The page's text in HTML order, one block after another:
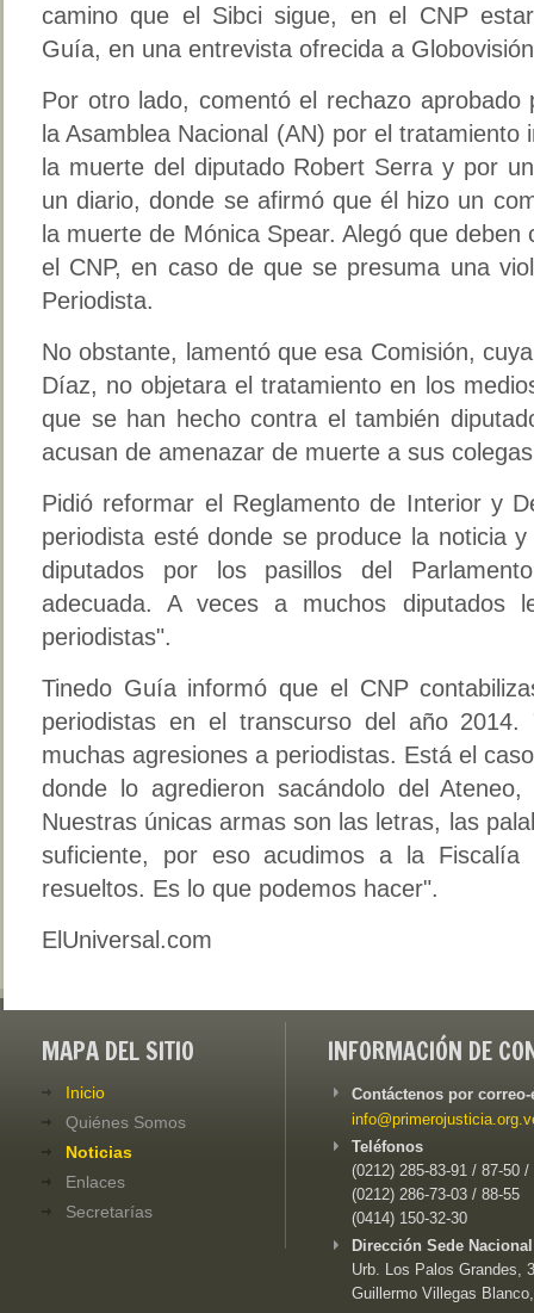
camino que el Sibci sigue, en el CNP
Guía, en una entrevista ofrecida a
Por otro lado, comentó el rechazo
la Asamblea Nacional (AN) por el tratamiento
la muerte del diputado Robert Serra y por
un diario, donde se afirmó que él hizo un
la muerte de Mónica Spear. Alegó que
el CNP, en caso de que se presuma una
Periodista.
No obstante, lamentó que esa Comisión,
Díaz, no objetara el tratamiento en los
que se han hecho contra el también
acusan de amenazar de muerte a sus
Pidió reformar el Reglamento de Interior y
periodista esté donde se produce la noticia
diputados por los pasillos del
adecuada. A veces a muchos diputados
periodistas".
Tinedo Guía informó que el CNP
periodistas en el transcurso del año
muchas agresiones a periodistas. Está el
donde lo agredieron sacándolo del
Nuestras únicas armas son las letras, las
suficiente, por eso acudimos a la
resueltos. Es lo que podemos hacer".
ElUniversal.com
MAPA DEL SITIO
Inicio
Quiénes Somos
Noticias
Enlaces
Secretarías
INFORMACIÓN DE
Contáctenos por
Teléfonos
(0212) 285-83-91 / 87-50 /
(0212) 286-73-03 / 88-55
(0414) 150-32-30
Dirección Sede
Urb. Los Palos Grandes,
Guillermo Villegas